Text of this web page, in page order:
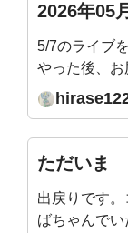
2026年05
5/7のライブ
やった後、
した。あと
入っていく
抜けていた
姿勢も良くな
ただいま
出戻りです
ばちゃんで